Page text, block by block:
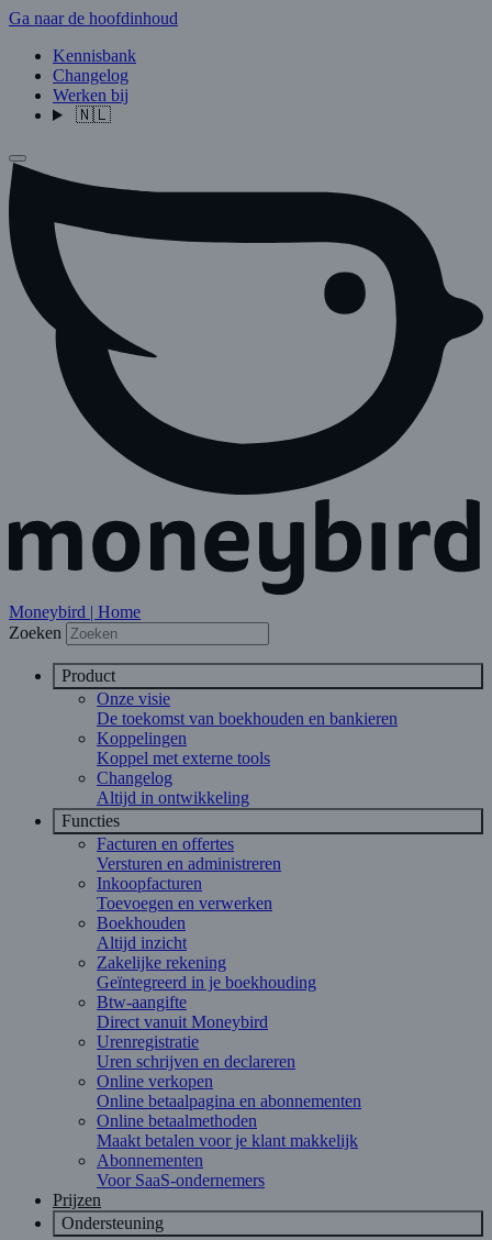
Ga naar de hoofdinhoud
Kennisbank
Changelog
Werken bij
🇳🇱
Moneybird | Home
Zoeken
Product
Onze visie
De toekomst van boekhouden en bankieren
Koppelingen
Koppel met externe tools
Changelog
Altijd in ontwikkeling
Functies
Facturen en offertes
Versturen en administreren
Inkoopfacturen
Toevoegen en verwerken
Boekhouden
Altijd inzicht
Zakelijke rekening
Geïntegreerd in je boekhouding
Btw-aangifte
Direct vanuit Moneybird
Urenregistratie
Uren schrijven en declareren
Online verkopen
Online betaalpagina en abonnementen
Online betaalmethoden
Maakt betalen voor je klant makkelijk
Abonnementen
Voor SaaS-ondernemers
Prijzen
Ondersteuning